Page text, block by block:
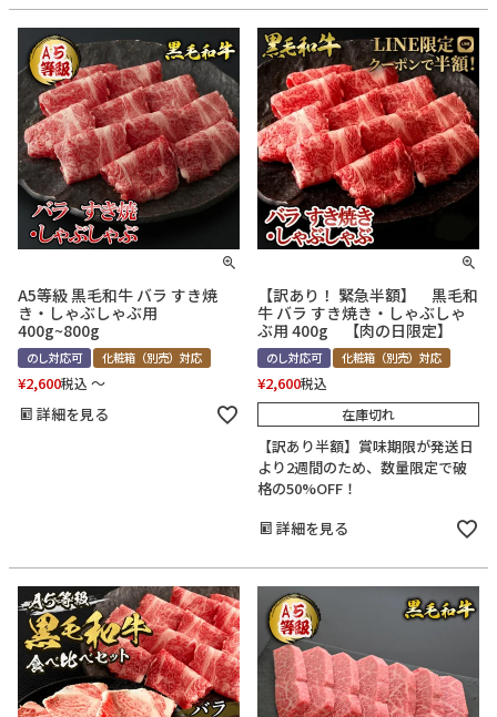
A5等級 黒毛和牛 バラ すき焼
き・しゃぶしゃぶ用
400g~800g
のし対応可 化粧箱（別売）対応
¥2,600税込 〜
詳細を見る
【訳あり！ 緊急半額】 黒毛和
牛 バラ すき焼き・しゃぶしゃ
ぶ用 400g 【肉の日限定】
のし対応可 化粧箱（別売）対応
¥2,600税込
在庫切れ
【訳あり半額】賞味期限が発送日
より2週間のため、数量限定で破
格の50%OFF！
詳細を見る